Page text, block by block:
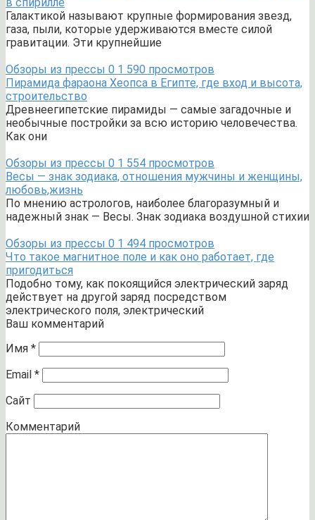
Галактикой называют крупные формирования звезд,
газа, пыли, которые удерживаются вместе силой
гравитации. Эти крупнейшие
Обзоры из прессы 0 1 590 просмотров
Пирамида фараона Хеопса в Египте, где вход и высота,
строительство
Древнеегипетские пирамиды — самые загадочные и
необычные постройки за всю историю человечества.
Как они
Обзоры из прессы 0 1 554 просмотров
Весы — знак зодиака, отношения мужчины и женщины,
любовь,жизнь
По мнению астрологов, наиболее благоразумный и
надежный знак — Весы. Знак зодиака воздушной стихии
Обзоры из прессы 0 1 494 просмотров
Что такое магнитное поле и как оно работает, где
пригодиться
Подобно тому, как покоящийся электрический заряд
действует на другой заряд посредством
электрического поля, электрический
Ваш комментарий
Имя *
Email *
Сайт
Комментарий